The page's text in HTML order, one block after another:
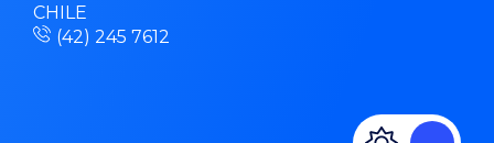
CHILE
(42) 245 7612